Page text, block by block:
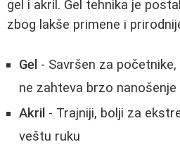
gel i akril. Gel tehnika je
zbog lakše primene i
Gel - Savršen za
ne zahteva brzo nanošenje
Akril - Trajniji, bolji za
veštu ruku